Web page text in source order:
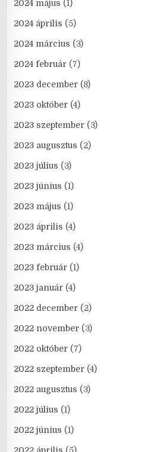
2024 május (1)
2024 április (5)
2024 március (3)
2024 február (7)
2023 december (8)
2023 október (4)
2023 szeptember (3)
2023 augusztus (2)
2023 július (3)
2023 június (1)
2023 május (1)
2023 április (4)
2023 március (4)
2023 február (1)
2023 január (4)
2022 december (2)
2022 november (3)
2022 október (7)
2022 szeptember (4)
2022 augusztus (3)
2022 július (1)
2022 június (1)
2022 április (5)